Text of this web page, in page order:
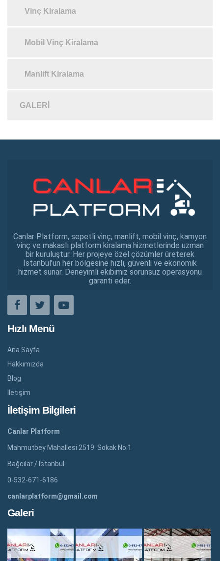
Vinç Kiralama
Mobil Vinç Kiralama
Manlift Kiralama
GALERI
Canlar Platform, sepetli vinç, manlift, mobil vinç, kamyon
vinç ve makaslı platform kiralama hizmetlerinde uzman
bir kuruluştur. Her projeye özel çözümler üreterek
İstanbul’un her bölgesine hızlı, güvenli ve ekonomik
hizmet sunar. Deneyimli ekibimiz sorunsuz operasyonu
garanti eder.
Hızlı Menü
Ana Sayfa
Hakkımızda
Blog
İletişim
İletişim Bilgileri
Canlar Platform
Mahmutbey Mahallesi 2519. Sokak No:1
Bağcılar / İstanbul
0-532-671-6186
canlarplatform@gmail.com
Galeri